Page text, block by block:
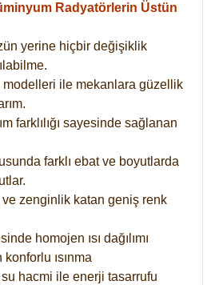
Radyatörlerin Üstün
yerine hiçbir değişiklik
ile mekanlara güzellik
farklılığı sayesinde sağlanan
farklı ebat ve boyutlarda
ve zenginlik katan geniş renk
homojen ısı dağılımı
ısınma
hacmi ile enerji tasarrufu